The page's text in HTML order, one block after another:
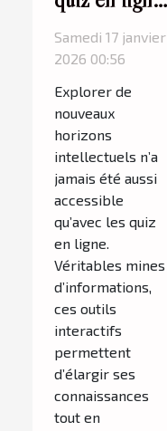
peuvent
enrichir votre
culture
générale ?
Samedi 17 janvier
2026 00:56
Explorer de
nouveaux
horizons
intellectuels n’a
jamais été aussi
accessible
qu’avec les quiz
en ligne.
Véritables mines
d’informations,
ces outils
interactifs
permettent
d’élargir ses
connaissances
tout en